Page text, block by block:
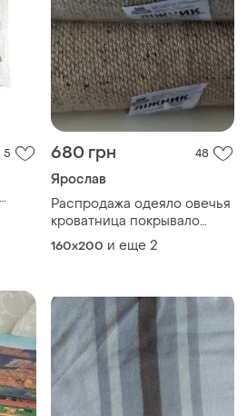
5 680 грн 48
Ярослав
Распродажа одеяло овечья
кроватница покрывало
евро
160x200 и еще 2